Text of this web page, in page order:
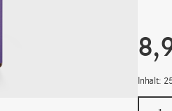
Inhalt: